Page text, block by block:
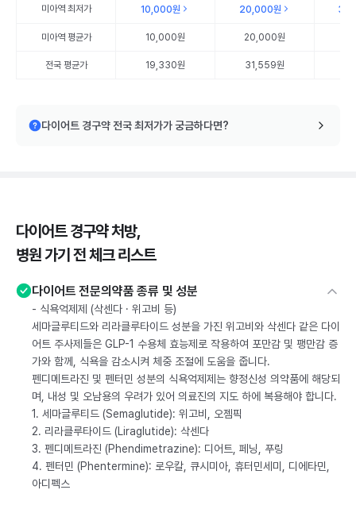
미아역최저가 10,000원 20,000원
미아역평균가 10,000원 20,000원
전국 평균가 19,330원 31,559원
다이어트 경구약 전국 최저가가 궁금하다면?
다이어트 경구약 처방,
병원 가기 전 체크 리스트
다이어트 전문의약품 종류 및 성분
- 식욕억제제 (삭센다 · 위고비 등)
세마글루티드와 리라클루타이드 성분을 가진 위고비와 삭센다 같은 다이
어트 주사제들은 GLP-1 수용체 효능제로 작용하여 포만감 및 팽만감 증
가와 함께, 식욕을 감소시켜 체중 조절에 도움을 줍니다.
펜디메트라진 및 펜터민 성분의 식욕억제제는 향정신성 의약품에 해당되
며, 내성 및 오남용의 우려가 있어 의료진의 지도 하에 복용해야 합니다.
1. 세마글루티드 (Semaglutide): 위고비, 오젬픽
2. 리라클루타이드 (Liraglutide): 삭센다
3. 펜디메트라진 (Phendimetrazine): 디어트, 페닝, 푸링
4. 펜터민 (Phentermine): 로우칼, 큐시미아, 휴터민세미, 디에타민,
아디펙스